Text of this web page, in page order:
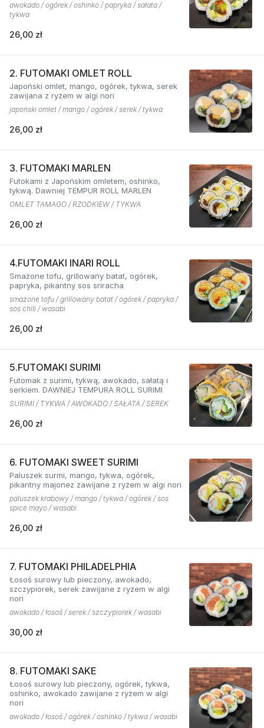
awokado / ogórek / oshinko / papryka / sałata /
tykwa
26,00 zł
2. FUTOMAKI OMLET ROLL
Japoński omlet, mango, ogórek, tykwa, serek
zawijana z ryżem w algi nori
japoński omlet / mango / ogórek / serek / tykwa
26,00 zł
3. FUTOMAKI MARLEN
Futokami z Japońskim omletem, oshinko,
tykwą. Dawniej TEMPUR ROLL MARLEN
OMLET TAMAGO / RZODKIEW / TYKWA
26,00 zł
4.FUTOMAKI INARI ROLL
Smażone tofu, grillowany batat, ogórek,
papryka, pikantny sos sriracha
smażone tofu / grillowany batat / ogórek / papryka /
sos chili / wasabi
26,00 zł
5.FUTOMAKI SURIMI
Futomak z surimi, tykwą, awokado, sałatą i
serkiem. DAWNIEJ TEMPURA ROLL SURIMI
SURIMI / TYKWA / AWOKADO / SAŁATA / SEREK
26,00 zł
6. FUTOMAKI SWEET SURIMI
Paluszek surmi, mango, tykwa, ogórek,
pikantny majonez zawijane z ryżem w algi nori
paluszek krabowy / mango / tykwa / ogórek / sos
spice mayo / wasabi
26,00 zł
7. FUTOMAKI PHILADELPHIA
Łosoś surowy lub pieczony, awokado,
szczypiorek, serek zawijane z ryżem w algi
nori
awokado / łosoś / serek / szczypiorek / wasabi
30,00 zł
8. FUTOMAKI SAKE
Łosoś surowy lub pieczony, ogórek, tykwa,
oshinko, awokado zawijane z ryżem w algi
nori
awokado / łosoś / ogórek / oshinko / tykwa / wasabi